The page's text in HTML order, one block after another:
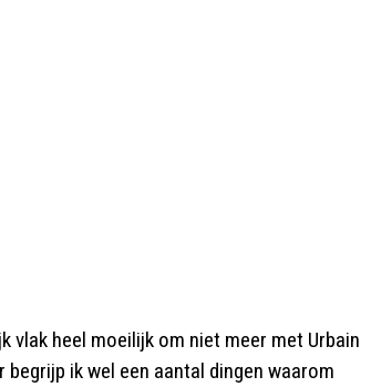
vlak heel moeilijk om niet meer met Urbain
ik wel een aantal dingen waarom